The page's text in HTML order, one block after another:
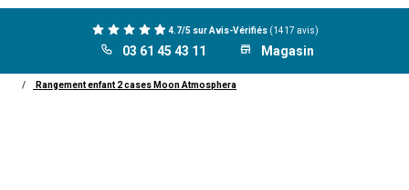
4.7/5 sur Avis-Vérifiés (1417 avis)
03 61 45 43 11 Magasin
Rangement enfant 2 cases Moon Atmosphera